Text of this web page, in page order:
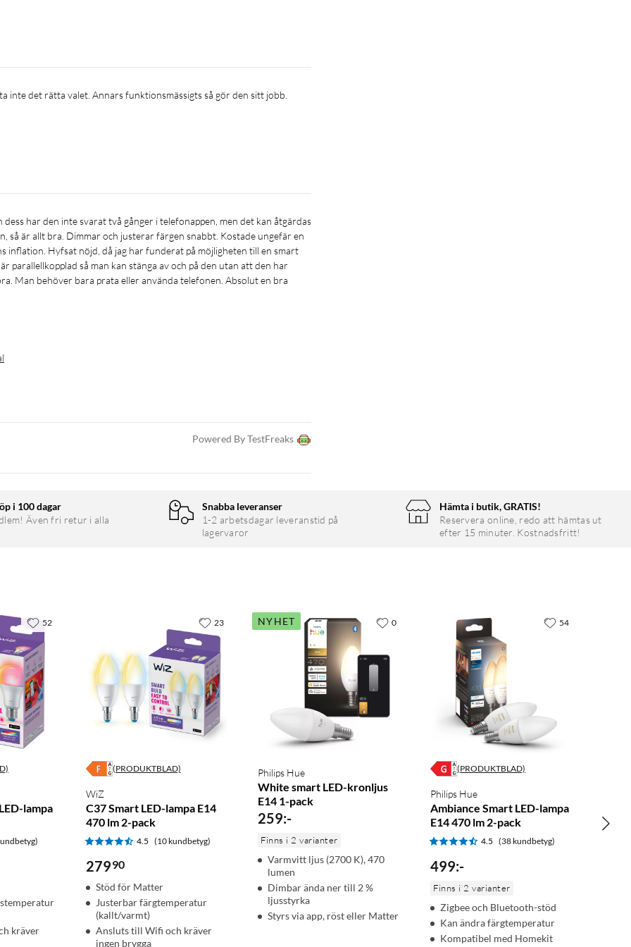
router
Nu behöver du inte fundera på om du glömde släcka
rutiner. Ställ in din belysning så att den tänds innan du
för dig. Spara inställningarna och aktivera när som
titta på din dag- eller veckorapport och planera belysningen för
Assistant, Amazon Alexa eller Siri Shortcuts. Använd enkla
dimra, ändra färg och anpassa ljusscener.
inte det rätta valet. Annars funktionsmässigts så gör den sitt jobb.
så är allt bra. Dimmar och justerar färgen snabbt. Kostade ungefär en
inflation. Hyfsat nöjd, då jag har funderat på möjligheten till en smart
parallellkopplad så man kan stänga av och på den utan att den har
Man behöver bara prata eller använda telefonen. Absolut en bra
Powered By TestFreaks
i 100 dagar
Även fri retur i alla
Snabba leveranser
1-2 arbetsdagar leveranstid på
lagervaror
Hämta i butik, GRATIS!
Reservera online, redo att hämtas ut
efter 15 minuter. Kostnadsfritt!
lampa
kräver
52
(PRODUKTBLAD)
WiZ
C37 Smart LED-lampa E14
470 lm 2-pack
4.5 (10 kundbetyg)
27990
Stöd för Matter
Justerbar färgtemperatur
(kallt/varmt)
Ansluts till Wifi och kräver
ingen brygga
23 NYHET
Philips Hue
White smart LED-kronljus
E14 1-pack
259:-
Finns i 2 varianter
Varmvitt ljus (2700 K), 470
lumen
Dimbar ända ner till 2 %
ljusstyrka
Styrs via app, röst eller Matter
0
(PRODUKTBLAD)
Philips Hue
Ambiance Smart LED-lampa
E14 470 lm 2-pack
4.5 (38 kundbetyg)
499:-
Finns i 2 varianter
Zigbee och Bluetooth-stöd
Kan ändra färgtemperatur
Kompatibel med Homekit
54